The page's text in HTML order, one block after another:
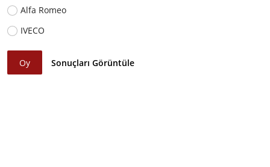
Alfa Romeo
IVECO
Oy Sonuçları Görüntüle